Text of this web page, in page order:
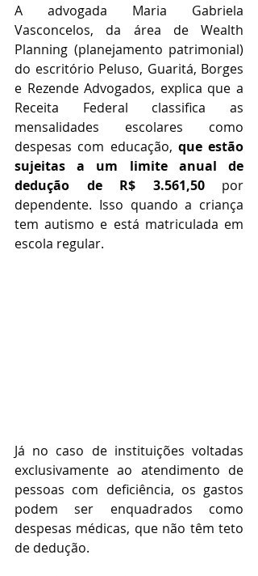
A advogada Maria Gabriela
Vasconcelos, da área de Wealth
Planning (planejamento patrimonial)
do escritório Peluso, Guaritá, Borges
e Rezende Advogados, explica que a
Receita Federal classifica as
mensalidades escolares como
despesas com educação, que estão
sujeitas a um limite anual de
dedução de R$ 3.561,50 por
dependente. Isso quando a criança
tem autismo e está matriculada em
escola regular.
Já no caso de instituições voltadas
exclusivamente ao atendimento de
pessoas com deficiência, os gastos
podem ser enquadrados como
despesas médicas, que não têm teto
de dedução.